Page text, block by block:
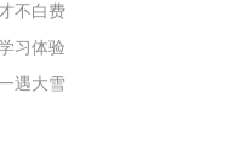
不白费
习体验
遇大雪